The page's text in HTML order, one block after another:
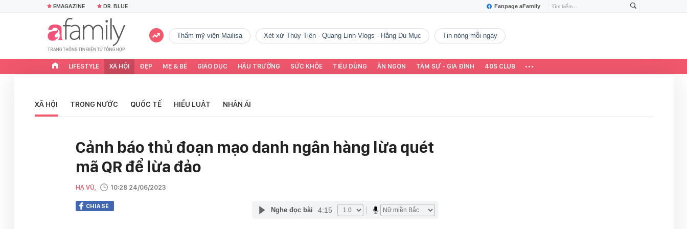
Fanpage aFamily
EMAGAZINE DR. BLUE
Thẩm mỹ viện Mailisa Xét xử Thùy Tiên - Quang Linh Vlogs - Hằng Du Mục tin nóng mỗi ngày
LIFESTYLE XÃ HỘI ĐẸP MẸ & BÉ GIÁO DỤC HẬU TRƯỜNG SỨC KHỎE TIÊU DÙNG ĂN NGON TÂM SỰ - GIA ĐÌNH 40S CLUB
XÃ HỘI TRONG NƯỚC QUỐC TẾ HIỂU LUẬT NHÂN ÁI
Cảnh báo thủ đoạn mạo danh ngân hàng lừa quét
mã QR để lừa đảo
HẠ VŨ, 10:28 24/06/2023
CHIA SẺ Nghe đọc bài 4:15